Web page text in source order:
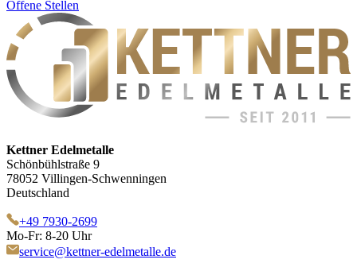
Offene Stellen
Kettner Edelmetalle
Schönbühlstraße 9
78052 Villingen-Schwenningen
Deutschland
+49 7930-2699
Mo-Fr: 8-20 Uhr
service@kettner-edelmetalle.de